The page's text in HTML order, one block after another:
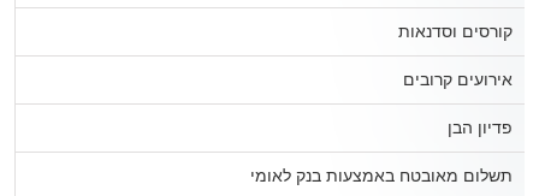
קורסים וסדנאות
אירועים קרובים
פדיון הבן
תשלום מאובטח באמצעות בנק לאומי